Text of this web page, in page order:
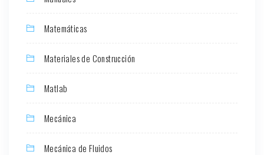
Matemáticas
Materiales de Construcción
Matlab
Mecánica
Mecánica de Fluidos